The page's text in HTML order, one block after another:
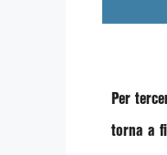
Per
torna a